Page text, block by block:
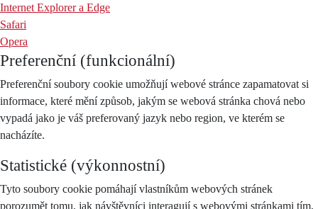
Internet Explorer a Edge
Safari
Opera
Preferenční (funkcionální)
Preferenční soubory cookie umožňují webové stránce zapamatovat si
informace, které mění způsob, jakým se webová stránka chová nebo
vypadá jako je váš preferovaný jazyk nebo region, ve kterém se
nacházíte.
Statistické (výkonnostní)
Tyto soubory cookie pomáhají vlastníkům webových stránek
porozumět tomu, jak návštěvníci interagují s webovými stránkami tím,